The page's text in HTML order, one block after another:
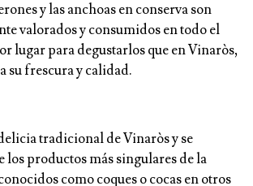
y las anchoas en conserva son
valorados y consumidos en todo el
lugar para degustarlos que en Vinaròs,
su frescura y calidad.
tradicional de Vinaròs y se
los productos más singulares de la
como coques o cocas en otros